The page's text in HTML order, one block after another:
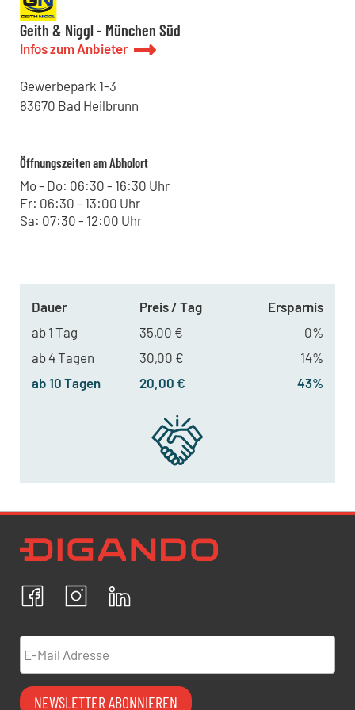
Zinkmattenstraße 34, 79108 - Freiburg im Breisgau , DE
Kohrmann Baumaschinen - Dresden
Straße des 17.Juni 18, 01257 - Dresden , DE
Kohrmann Baumaschinen - Renchen
Hoch Baumaschinen - Steinach
Bildstöckle 10, 77790 - Steinach , DE
Kohrmann Baumaschinen - Halle
Lieskauer Straße 4, 06120 - Halle (Saale) , DE
Kohrmann Baumaschinen - Leipzig
Westringstraße 101, 04435 - Schkeuditz , DE
Geith & Niggl - München Süd
Infos zum Anbieter
Gewerbepark 1-3
83670 Bad Heilbrunn
Öffnungszeiten am Abholort
Mo - Do: 06:30 - 16:30 Uhr
Fr: 06:30 - 13:00 Uhr
Sa: 07:30 - 12:00 Uhr
Dauer Preis / Tag
Ersparnis
ab 1 Tag
35,00 €
0%
ab 4 Tagen
30,00 €
14%
ab 10 Tagen
20,00 € 43%
FacebookInstagram
Ich bestätige, dass ich die
Datenschutzrichtlinien
personenbezogenen Daten einverstanden.
E-Mail Adresse
NEWSLETTER ABONNIEREN